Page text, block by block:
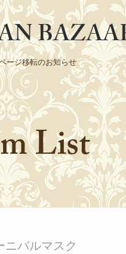
ージ移転のお知らせ
List
ニバルマスク